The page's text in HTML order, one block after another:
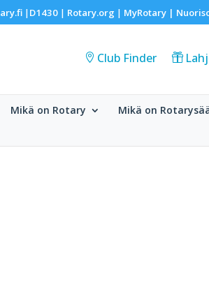
|D1430| Rotary.org | MyRotary |
Club Finder
Mikä on Rotary Mikä on